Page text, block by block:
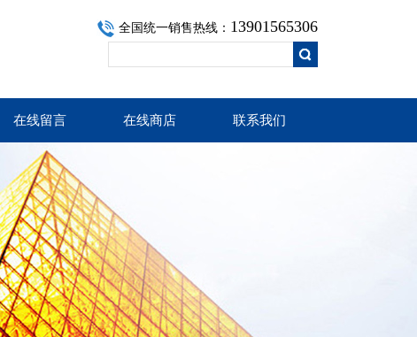
全国统一销售热线： 13901565306
在线留言 在线商店 联系我们